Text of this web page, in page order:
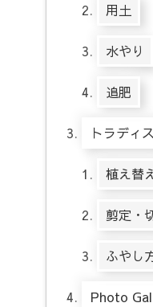
用土
水やり
追肥
トラディ
植え替
剪定・
ふやし
Photo